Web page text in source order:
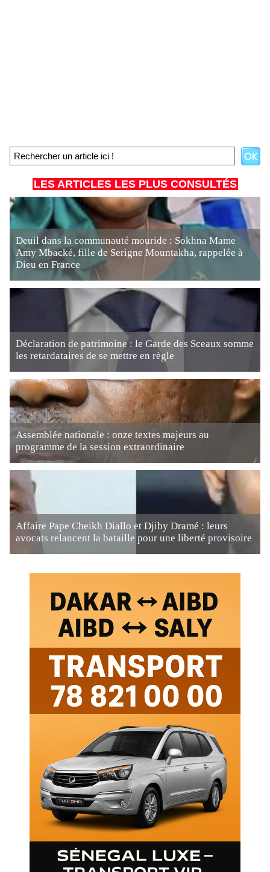
LES ARTICLES LES PLUS CONSULTÉS
Deuil dans la communauté mouride : Sokhna Mame
Amy Mbacké, fille de Serigne Mountakha, rappelée à
Dieu en France
Déclaration de patrimoine : le Garde des Sceaux somme
les retardataires de se mettre en règle
Assemblée nationale : onze textes majeurs au
programme de la session extraordinaire
Affaire Pape Cheikh Diallo et Djiby Dramé : leurs
avocats relancent la bataille pour une liberté provisoire